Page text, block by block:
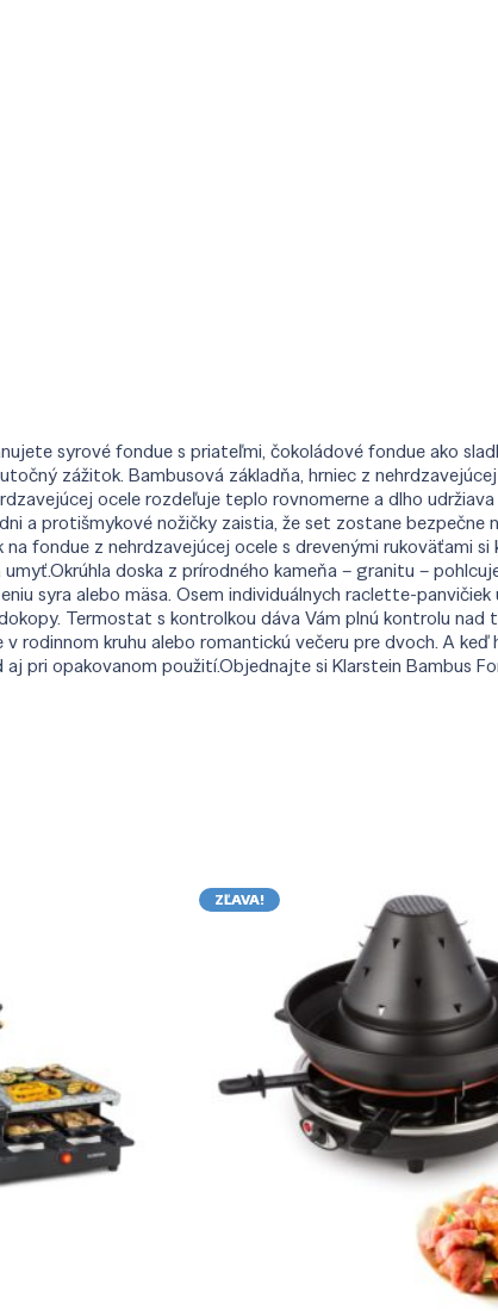
syrové fondue s priateľmi, čokoládové fondue ako
zážitok. Bambusová základňa, hrniec z
ocele rozdeľuje teplo rovnomerne a dlho
a protišmykové nožičky zaistia, že set zostane bezpečne
fondue z nehrdzavejúcej ocele s drevenými rukoväťami si
doska z prírodného kameňa – granitu –
syra alebo mäsa. Osem individuálnych raclette-panvičiek
Termostat s kontrolkou dáva Vám plnú kontrolu nad
rodinnom kruhu alebo romantickú večeru pre dvoch. A keď
pri opakovanom použití.Objednajte si Klarstein Bambus
ZĽAVA!